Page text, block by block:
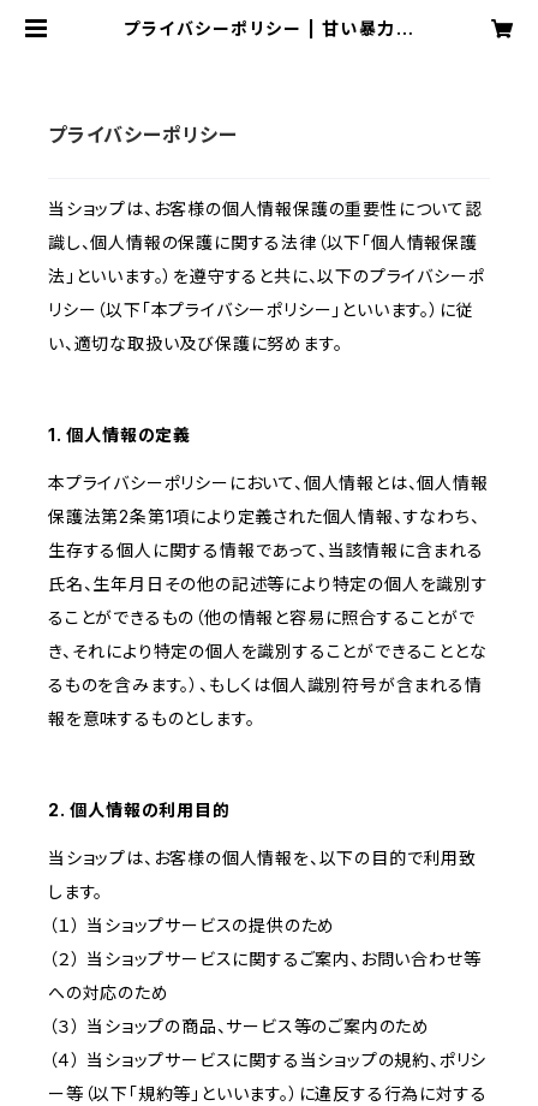
プライバシーポリシー | 甘い暴力
プライバシーポリシー
当ショップは、お客様の個人情報保護の重要性について認
識し、個人情報の保護に関する法律（以下「個人情報保護
法」といいます。）を遵守すると共に、以下のプライバシーポ
リシー（以下「本プライバシーポリシー」といいます。）に従
い、適切な取扱い及び保護に努めます。
1. 個人情報の定義
本プライバシーポリシーにおいて、個人情報とは、個人情報
保護法第2条第1項により定義された個人情報、すなわち、
生存する個人に関する情報であって、当該情報に含まれる
氏名、生年月日その他の記述等により特定の個人を識別す
ることができるもの（他の情報と容易に照合することがで
き、それにより特定の個人を識別することができることとな
るものを含みます。）、もしくは個人識別符号が含まれる情
報を意味するものとします。
2. 個人情報の利用目的
当ショップは、お客様の個人情報を、以下の目的で利用致
します。
（１） 当ショップサービスの提供のため
（２） 当ショップサービスに関するご案内、お問い合わせ等
への対応のため
（３） 当ショップの商品、サービス等のご案内のため
（４） 当ショップサービスに関する当ショップの規約、ポリシ
ー等（以下「規約等」といいます。）に違反する行為に対する